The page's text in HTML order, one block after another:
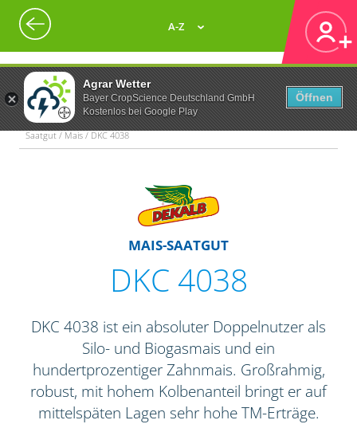
Agrar Wetter
Bayer CropScience Deutschland GmbH
Kostenlos bei Google Play
Öffnen
A-Z
Saatgut / Mais / DKC 4038
MAIS-SAATGUT
DKC 4038
DKC 4038 ist ein absoluter Doppelnutzer als
Silo- und Biogasmais und ein
hundertprozentiger Zahnmais. Großrahmig,
robust, mit hohem Kolbenanteil bringt er auf
mittelspäten Lagen sehr hohe TM-Erträge.